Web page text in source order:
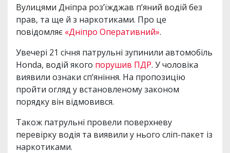
Вулицями Дніпра роз’їжджав п’яний водій без
прав, та ще й з наркотиками. Про це
повідомляє «Дніпро Оперативний».
Увечері 21 січня патрульні зупинили автомобіль
Honda, водій якого порушив ПДР. У чоловіка
виявили ознаки сп’яніння. На пропозицію
пройти огляд у встановленому законом
порядку він відмовився.
Також патрульні провели поверхневу
перевірку водія та виявили у нього сліп-пакет із
наркотиками.